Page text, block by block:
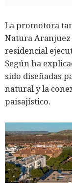
La promotora
Natura Aranjuez
residencial
Según ha
sido diseñadas
natural y la
paisajístico.